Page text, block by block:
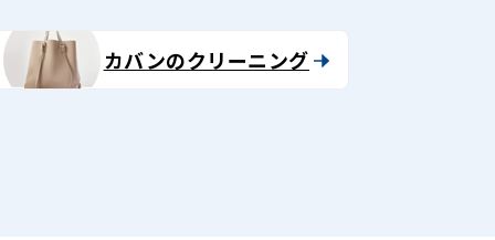
カバンのクリーニング